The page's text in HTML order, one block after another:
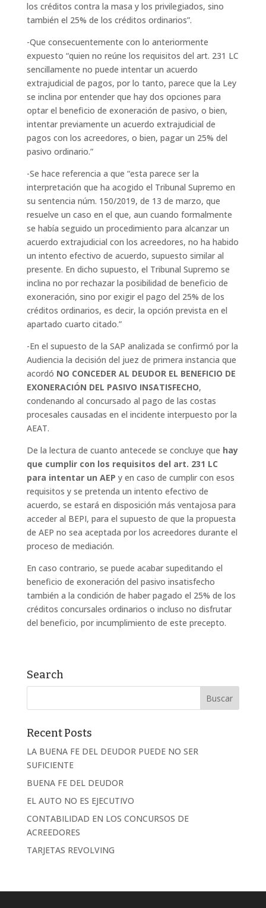
los créditos contra la masa y los privilegiados, sino
también el 25% de los créditos ordinarios”.
-Que consecuentemente con lo anteriormente
expuesto “quien no reúne los requisitos del art. 231 LC
sencillamente no puede intentar un acuerdo
extrajudicial de pagos, por lo tanto, parece que la Ley
se inclina por entender que hay dos opciones para
optar el beneficio de exoneración de pasivo, o bien,
intentar previamente un acuerdo extrajudicial de
pagos con los acreedores, o bien, pagar un 25% del
pasivo ordinario.”
-Se hace referencia a que “esta parece ser la
interpretación que ha acogido el Tribunal Supremo en
su sentencia núm. 150/2019, de 13 de marzo, que
resuelve un caso en el que, aun cuando formalmente
se había seguido un procedimiento para alcanzar un
acuerdo extrajudicial con los acreedores, no ha habido
un intento efectivo de acuerdo, supuesto similar al
presente. En dicho supuesto, el Tribunal Supremo se
inclina no por rechazar la posibilidad de beneficio de
exoneración, sino por exigir el pago del 25% de los
créditos ordinarios, es decir, la opción prevista en el
apartado cuarto citado.”
-En el supuesto de la SAP analizada se confirmó por la
Audiencia la decisión del juez de primera instancia que
acordó NO CONCEDER AL DEUDOR EL BENEFICIO DE
EXONERACIÓN DEL PASIVO INSATISFECHO,
condenando al concursado al pago de las costas
procesales causadas en el incidente interpuesto por la
AEAT.
De la lectura de cuanto antecede se concluye que hay
que cumplir con los requisitos del art. 231 LC
para intentar un AEP y en caso de cumplir con esos
requisitos y se pretenda un intento efectivo de
acuerdo, se estará en disposición más ventajosa para
acceder al BEPI, para el supuesto de que la propuesta
de AEP no sea aceptada por los acreedores durante el
proceso de mediación.
En caso contrario, se puede acabar supeditando el
beneficio de exoneración del pasivo insatisfecho
también a la condición de haber pagado el 25% de los
créditos concursales ordinarios o incluso no disfrutar
del beneficio, por incumplimiento de este precepto.
Search
Recent Posts
LA BUENA FE DEL DEUDOR PUEDE NO SER
SUFICIENTE
BUENA FE DEL DEUDOR
EL AUTO NO ES EJECUTIVO
CONTABILIDAD EN LOS CONCURSOS DE
ACREEDORES
TARJETAS REVOLVING